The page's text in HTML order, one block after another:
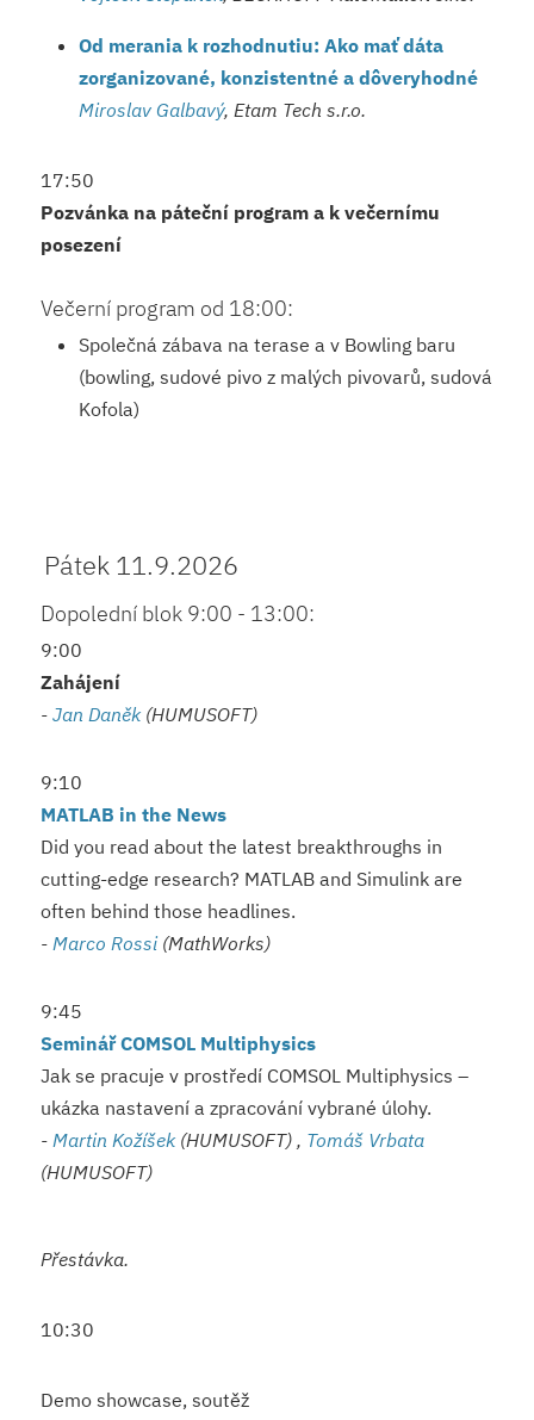
Od merania k rozhodnutiu: Ako mať dáta
zorganizované, konzistentné a dôveryhodné
Miroslav Galbavý, Etam Tech s.r.o.
17:50
Pozvánka na páteční program a k večernímu
posezení
Večerní program od 18:00:
Společná zábava na terase a v Bowling baru
(bowling, sudové pivo z malých pivovarů, sudová
Kofola)
Pátek 11.9.2026
Dopolední blok 9:00 - 13:00:
9:00
Zahájení
-Jan Daněk(HUMUSOFT)
9:10
MATLAB in the News
Did you read about the latest breakthroughs in
cutting-edge research? MATLAB and Simulink are
often behind those headlines.
- Marco Rossi(MathWorks)
9:45
Seminář COMSOL Multiphysics
Jak se pracuje v prostředí COMSOL Multiphysics –
ukázka nastavení a zpracování vybrané úlohy.
- Martin Kožíšek(HUMUSOFT) , Tomáš Vrbata
(HUMUSOFT)
Přestávka.
10:30
Demo showcase, soutěž